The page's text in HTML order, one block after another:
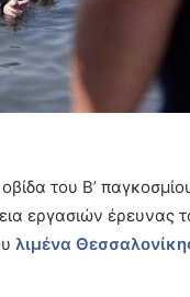
του Β’
εργασιών έρευνας
λιμένα